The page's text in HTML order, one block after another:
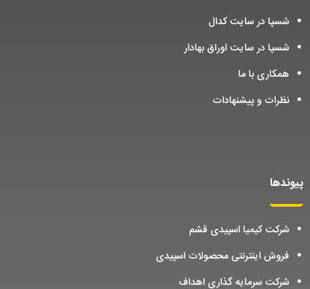
شسپا در سایت کدال
شسپا در سایت اوراق بهادار
همکاری با ما
نظرات و پیشنهادات
پیوندها
شرکت کیمیا اسپیدی قشم
فروش اینترنتی محصولات اسپیدی
شرکت سرمایه گذاری اهداف